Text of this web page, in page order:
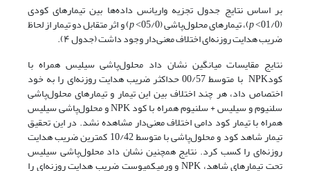
بر اساس نتایج جدول تجزیه واریانس داده‌ها بین تیمارهای کودی
(01/0˂
p)، تیمارهای محلول‌پاشی (05/0˂ p) و اثر متقابل دو تیمار از لحاظ
ضریب هدایت روزنه‌ای اختلاف معنی‌دار وجود داشت (جدول ۴).
نتایج مقایسات میانگین نشان داد محلول‌پاشی سیلیس همراه با
کودNPK با متوسط 00/57 حداکثر ضریب هدایت روزنه‌ای را به خود
اختصاص داد، هر چند اختلاف بین این تیمار و تیمارهای محلول‌پاشی
سلنیوم و سیلیس + سلنیوم همراه با کود NPK و محلول‌پاشی سیلیس
همراه با تیمار کود دامی اختلاف معنی‌دار مشاهده نشد. در این تحقیق
تیمار شاهد کود و محلول‌پاشی با متوسط 10/42 کمترین ضریب هدایت
روزنه‌ای را کسب کرد. نتایج همچنین نشان داد محلول‌پاشی سیلیس
تحت تیمارهای شاهد، NPK و ورمی­کمپوست ضریب هدایت روزنه‌ای را